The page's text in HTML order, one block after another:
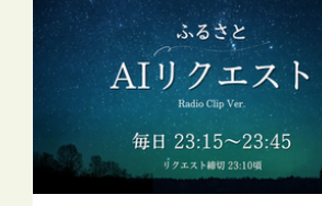
【FM-YRC】魔女michの隠